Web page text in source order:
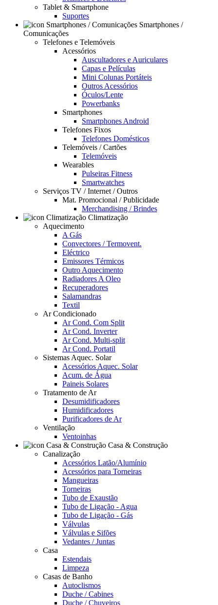
Tablet & Smartphone
Suportes
Smartphones /
Comunicações
Telefones e Telemóveis
Acessórios
Auscultadores e Auriculares
Capas e Películas
Mini Colunas Portáteis
Outros Acessórios
Óculos/Lente
Powerbanks
Smartphones
Smartphones Android
Telefones Fixos
Telefones Domésticos
Telemóveis / Cartões
Telemóveis
Wearables
Pulseiras Fitness
Smartwatches
Serviços TV / Internet / Outros
Mat. Promocional / Publicidade
Merchandising / Brindes
Climatização
Aquecimento
A Gás
Convectores / Termovent.
Eléctrico
Emissores Térmicos
Outro Aquecimento
Radiadores A Oleo
Recuperadores
Salamandras
Textil
Ar Condicionado
Ar Cond. Com Split
Ar Cond. Inverter
Ar Cond. Multi-split
Ar Cond. Portatil
Sistemas Aquec. Solar
Acessórios Aquec. Solar
Acum. de Água
Paineis Solares
Tratamento de Ar
Desumidificadores
Humidificadores
Purificadores de Ar
Ventilação
Ventoinhas
Casa & Construção
Canalização
Acessórios Latão/Alumínio
Acessórios para Torneiras
Mangueiras
Torneiras
Tubo de Exaustão
Tubo de Ligação - Agua
Tubo de Ligação - Gás
Válvulas
Válvulas e Sifões
Vedantes / Juntas
Casa
Estendais
Limpeza
Casas de Banho
Autoclismos
Duche / Cabines
Duche / Chuveiros